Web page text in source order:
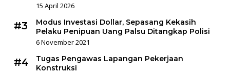
15 April 2026
#3
Modus Investasi Dollar, Sepasang Kekasih
Pelaku Penipuan Uang Palsu Ditangkap Polisi
6 November 2021
#4
Tugas Pengawas Lapangan Pekerjaan
Konstruksi